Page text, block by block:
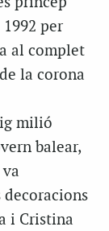
per
al complet
la corona
milió
balear,
i Cristina